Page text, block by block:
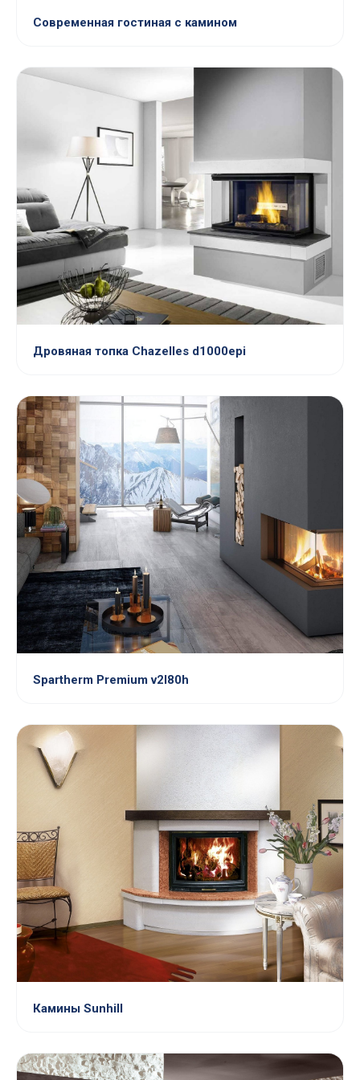
Современная гостиная с камином
Дровяная топка Chazelles d1000epi
Spartherm Premium v2l80h
Камины Sunhill